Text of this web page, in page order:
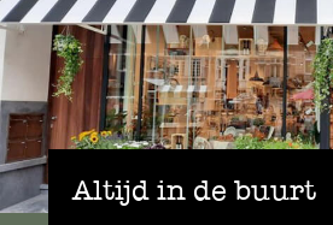
Altijd in de buurt